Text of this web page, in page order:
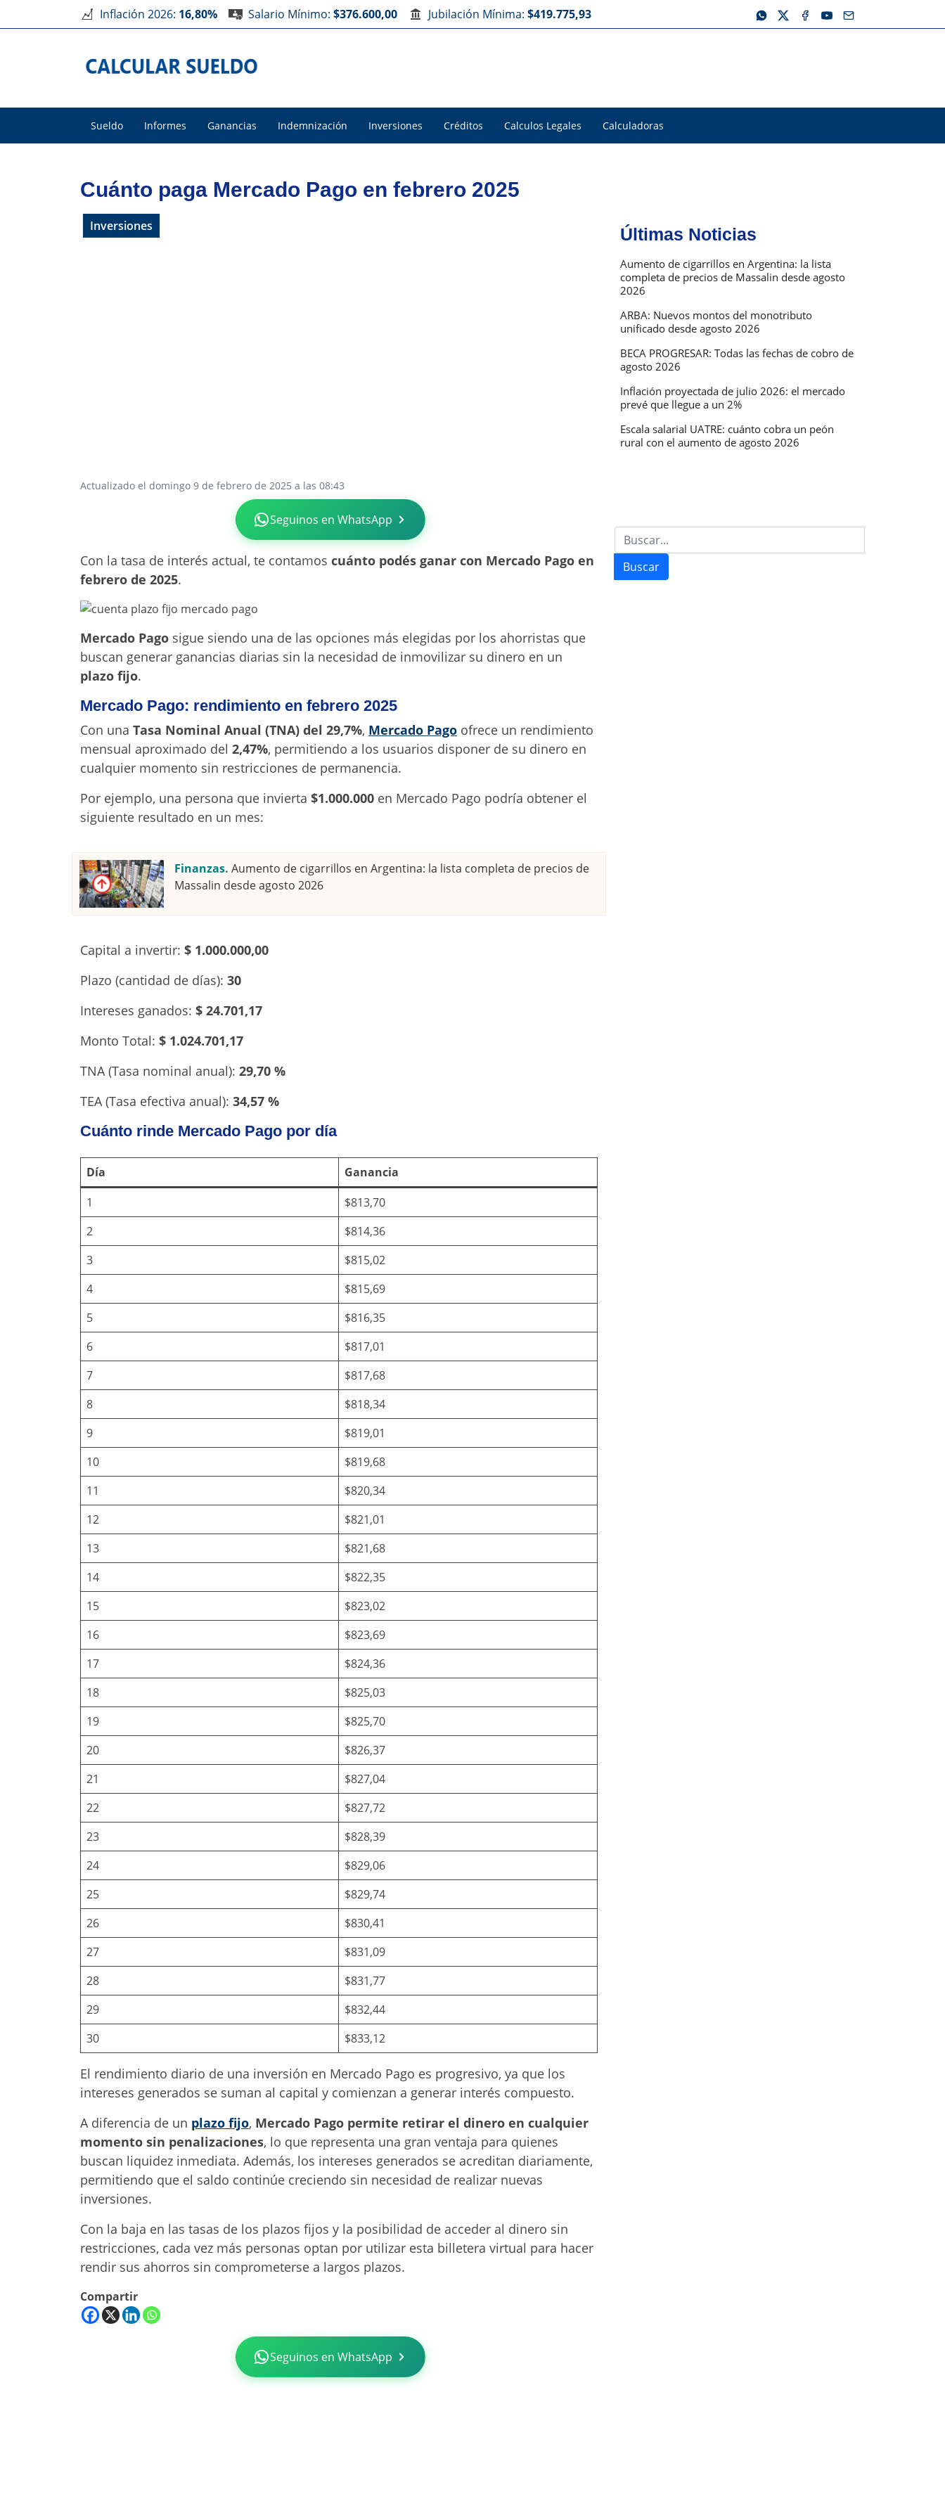
Inflación 2026: 16,80% Salario Mínimo: $376.600,00 Jubilación Mínima: $419.775,93
Sueldo Informes Ganancias Indemnización Inversiones Créditos Calculos Legales Calculadoras
Cuánto paga Mercado Pago en febrero 2025
Inversiones
Actualizado el domingo 9 de febrero de 2025 a las 08:43
Seguinos en WhatsApp
Con la tasa de interés actual, te contamos cuánto podés ganar con Mercado Pago en
febrero de 2025.
Mercado Pago sigue siendo una de las opciones más elegidas por los ahorristas que
buscan generar ganancias diarias sin la necesidad de inmovilizar su dinero en un
plazo fijo.
Mercado Pago: rendimiento en febrero 2025
Con una Tasa Nominal Anual (TNA) del 29,7%, Mercado Pago ofrece un rendimiento
mensual aproximado del 2,47%, permitiendo a los usuarios disponer de su dinero en
cualquier momento sin restricciones de permanencia.
Por ejemplo, una persona que invierta $1.000.000 en Mercado Pago podría obtener el
siguiente resultado en un mes:
Finanzas. Aumento de cigarrillos en Argentina: la lista completa de precios de
Massalin desde agosto 2026
Capital a invertir: $ 1.000.000,00
Plazo (cantidad de días): 30
Intereses ganados: $ 24.701,17
Monto Total: $ 1.024.701,17
TNA (Tasa nominal anual): 29,70 %
TEA (Tasa efectiva anual): 34,57 %
Cuánto rinde Mercado Pago por día
Día
Ganancia
1
$813,70
2
$814,36
3
$815,02
4
$815,69
5
$816,35
6
$817,01
7
$817,68
8
$818,34
9
$819,01
10
$819,68
11
$820,34
12
$821,01
13
$821,68
14
$822,35
15
$823,02
16
$823,69
17
$824,36
18
$825,03
19
$825,70
20
$826,37
21
$827,04
22
$827,72
23
$828,39
24
$829,06
25
$829,74
26
$830,41
27
$831,09
28
$831,77
29
$832,44
30
$833,12
El rendimiento diario de una inversión en Mercado Pago es progresivo, ya que los
intereses generados se suman al capital y comienzan a generar interés compuesto.
A diferencia de un plazo fijo, Mercado Pago permite retirar el dinero en cualquier
momento sin penalizaciones, lo que representa una gran ventaja para quienes
buscan liquidez inmediata. Además, los intereses generados se acreditan diariamente,
permitiendo que el saldo continúe creciendo sin necesidad de realizar nuevas
inversiones.
Con la baja en las tasas de los plazos fijos y la posibilidad de acceder al dinero sin
restricciones, cada vez más personas optan por utilizar esta billetera virtual para hacer
rendir sus ahorros sin comprometerse a largos plazos.
Compartir
Seguinos en WhatsApp
Últimas Noticias
Aumento de cigarrillos en Argentina: la lista
completa de precios de Massalin desde agosto
2026
ARBA: Nuevos montos del monotributo
unificado desde agosto 2026
BECA PROGRESAR: Todas las fechas de cobro de
agosto 2026
Inflación proyectada de julio 2026: el mercado
prevé que llegue a un 2%
Escala salarial UATRE: cuánto cobra un peón
rural con el aumento de agosto 2026
Buscar